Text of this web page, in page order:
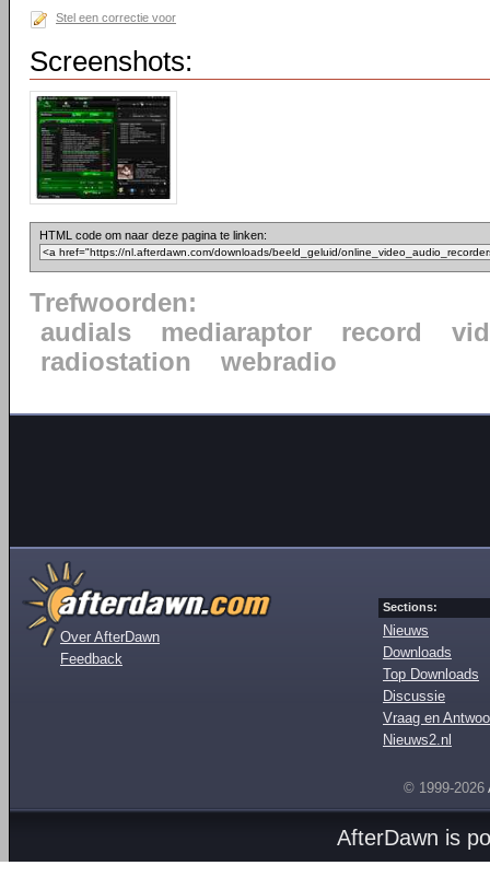
Stel een correctie voor
Screenshots:
HTML code om naar deze pagina te linken:
Trefwoorden:
audials
mediaraptor record
radiostation
webradio
Over AfterDawn
Feedback
Sections:
Nieuws
Downloads
Top Downloads
Discussie
Vraag en
Nieuws2.nl
© 1999-2026
AfterDawn is